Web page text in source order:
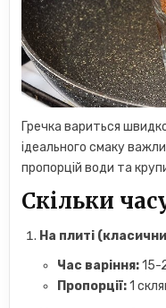
Гречка вариться
ідеального смаку
пропорцій води та
Скільки
На плиті
Час варіння:15-
Пропорції:1